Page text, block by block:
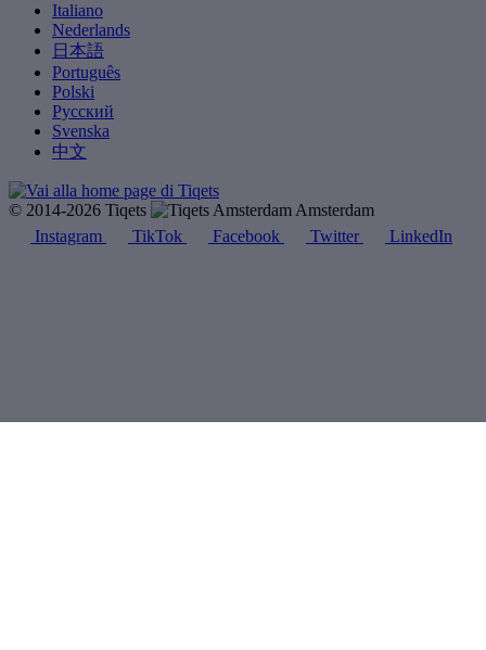
Italiano
Nederlands
日本語
Português
Polski
Русский
Svenska
中文
© 2014-2026 Tiqets
Amsterdam
Instagram
TikTok Facebook Twitter LinkedIn